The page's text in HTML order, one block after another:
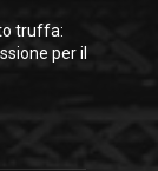
truffa:
per il